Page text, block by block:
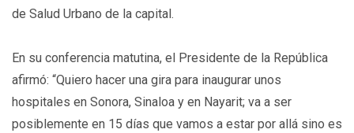
de Salud Urbano de la capital.
En su conferencia matutina, el Presidente de la República
afirmó: “Quiero hacer una gira para inaugurar unos
hospitales en Sonora, Sinaloa y en Nayarit; va a ser
posiblemente en 15 días que vamos a estar por allá sino es